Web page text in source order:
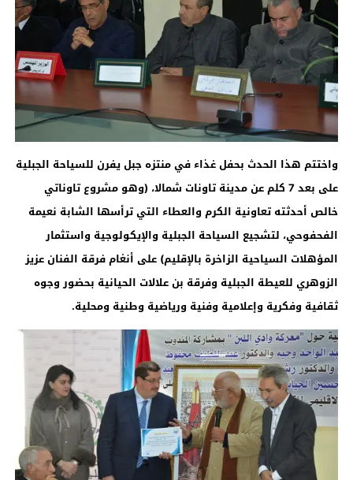
واختتم هذا الحدث بحفل غذاء في منتزه جبل يفرن للسياحة الجبلية
على بعد 7 كلم عن مدينة تاونات شمالا، (وهو مشروع تاوناتي
خالص أحدثته تعاونية الكرم والعطاء التي ترأسها الشابة نعيمة
الفحفوحي، لتشجيع السياحة الجبلية والإيكولوجية واستثمار
المؤهلات السياحية الزاخرة بالإقليم) على أنغام فرقة الفنان عزيز
الزوهري للعيطة الجبلية وفرقة بن علالات الحيانية بحضور وجوه
ثقافية وفكرية وإعلامية وفنية ورياضية وطنية ومحلية.